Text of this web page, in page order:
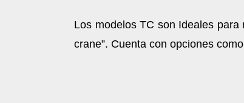
Los modelos TC son Ideales
crane”. Cuenta con opciones